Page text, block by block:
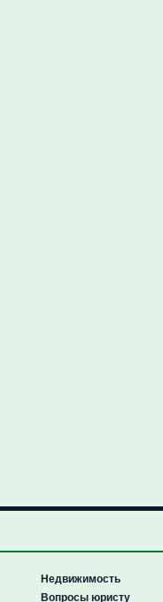
Недвижимость
Вопросы юристу